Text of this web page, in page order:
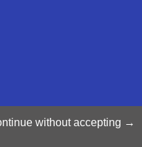
without accepting